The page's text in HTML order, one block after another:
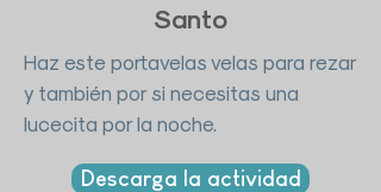
Santo
Haz este portavelas velas para rezar
y también por si necesitas una
lucecita por la noche.
Descarga la actividad